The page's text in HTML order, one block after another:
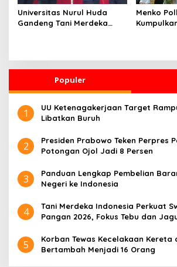
Universitas Nurul Huda
Gandeng Tani Merdeka
Menko
Populer
1
UU Ketenagakerjaan Target
Libatkan Buruh
2
Presiden Prabowo Teken Perpres
Potongan Ojol Jadi 8 Persen
3
Panduan Lengkap Pembelian
Negeri ke Indonesia
4
Tani Merdeka Indonesia Perkuat
Pangan 2026, Fokus Tebu dan
5
Korban Tewas Kecelakaan Kereta
Bertambah Menjadi 16 Orang